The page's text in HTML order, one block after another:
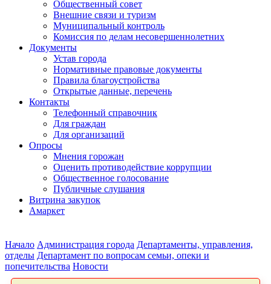
Общественный совет
Внешние связи и туризм
Муниципальный контроль
Комиссия по делам несовершеннолетних
Документы
Устав города
Нормативные правовые документы
Правила благоустройства
Открытые данные, перечень
Контакты
Телефонный справочник
Для граждан
Для организаций
Опросы
Мнения горожан
Оценить противодействие коррупции
Общественное голосование
Публичные слушания
Витрина закупок
Амаркет
Начало Администрация города Департаменты, управления,
отделы Департамент по вопросам семьи, опеки и
попечительства Новости